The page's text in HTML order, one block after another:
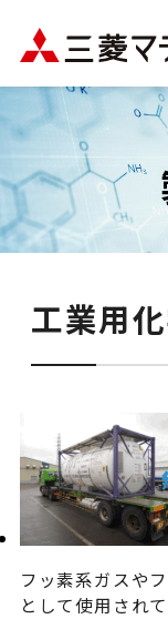
工業用
フッ素系ガスや
として使用されて